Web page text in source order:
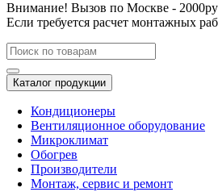
Внимание! Вызов по Москве -
Если требуется расчет монтажных
Каталог продукции
Кондиционеры
Вентиляционное оборудование
Микроклимат
Обогрев
Производители
Монтаж, сервис и ремонт